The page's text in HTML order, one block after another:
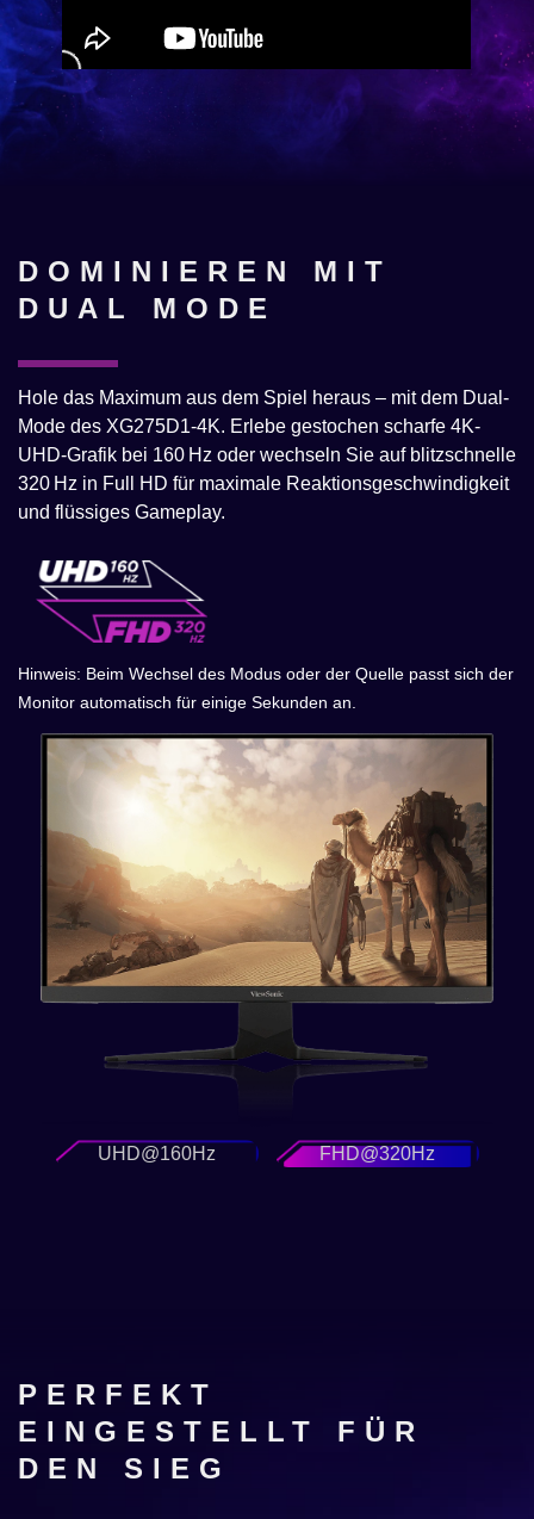
DOMINIEREN MIT
DUAL MODE
Hole das Maximum aus dem Spiel heraus – mit dem Dual-
Mode des XG275D1-4K. Erlebe gestochen scharfe 4K-
UHD-Grafik bei 160 Hz oder wechseln Sie auf blitzschnelle
320 Hz in Full HD für maximale Reaktionsgeschwindigkeit
und flüssiges Gameplay.
Hinweis: Beim Wechsel des Modus oder der Quelle passt sich der
Monitor automatisch für einige Sekunden an.
UHD@160Hz FHD@320Hz
PERFEKT
EINGESTELLT FÜR
DEN SIEG